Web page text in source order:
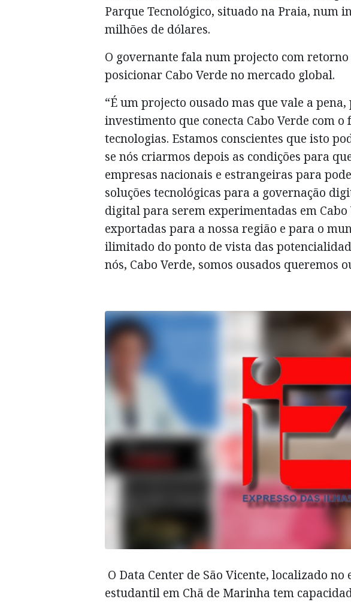
Parque Tecnológico, situado na Praia, num
milhões de dólares.
O governante fala num projecto com
posicionar Cabo Verde no mercado global.
“É um projecto ousado mas que vale a
investimento que conecta Cabo Verde com o
tecnologias. Estamos conscientes que isto
se nós criarmos depois as condições para
empresas nacionais e estrangeiras para
soluções tecnológicas para a governação
digital para serem experimentadas em Cabo
exportadas para a nossa região e para o
ilimitado do ponto de vista das
nós, Cabo Verde, somos ousados queremos
O Data Center de São Vicente, localizado
estudantil em Chã de Marinha tem